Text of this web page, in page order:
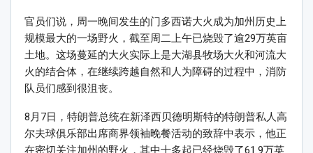
官员们说，周一晚间发生的门多西诺大火成为加州历史上
规模最大的一场野火，截至周二上午已烧毁了逾29万英亩
土地。这场蔓延的大火实际上是大湖县牧场大火和河流大
火的结合体，在继续跨越自然和人为障碍的过程中，消防
队员们感到很沮丧。
8月7日，特朗普总统在新泽西贝德明斯特的特朗普私人高
尔夫球俱乐部出席商界领袖晚餐活动的致辞中表示，他正
在密切关注加州的野火，其中十多起已经烧毁了61.9万英